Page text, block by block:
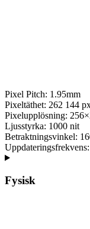
Pixel Pitch: 1.95mm
Pixeltäthet: 262 144
Pixelupplösning:
Ljusstyrka: 1000 nit
Betraktningsvinkel:
Fysisk